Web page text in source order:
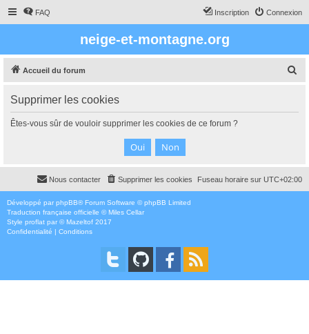
FAQ Connexion
Inscription
neige-et-montagne.org
Accueil du forum
c
Supprimer les cookies
Êtes-vous sûr de vouloir supprimer les cookies de ce forum ?
Fuseau horaire sur UTC+02:00
Supprimer les cookies
Nous contacter
Développé par phpBB® Forum Software © phpBB Limited
Traduction française officielle ©Miles Cellar
Style proflat par ©Mazeltof 2017
Confidentialité | Conditions